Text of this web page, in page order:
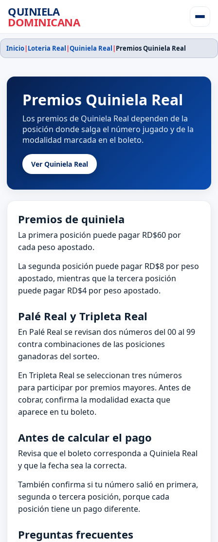
QUINIELA
DOMINICANA
Inicio|Loteria Real |Quiniela Real |Premios Quiniela Real
Premios Quiniela Real
Los premios de Quiniela Real dependen de la
posición donde salga el número jugado y de la
modalidad marcada en el boleto.
Ver Quiniela Real
Premios de quiniela
La primera posición puede pagar RD$60 por
cada peso apostado.
La segunda posición puede pagar RD$8 por peso
apostado, mientras que la tercera posición
puede pagar RD$4 por peso apostado.
Palé Real y Tripleta Real
En Palé Real se revisan dos números del 00 al 99
contra combinaciones de las posiciones
ganadoras del sorteo.
En Tripleta Real se seleccionan tres números
para participar por premios mayores. Antes de
cobrar, confirma la modalidad exacta que
aparece en tu boleto.
Antes de calcular el pago
Revisa que el boleto corresponda a Quiniela Real
y que la fecha sea la correcta.
También confirma si tu número salió en primera,
segunda o tercera posición, porque cada
posición tiene un pago diferente.
Preguntas frecuentes